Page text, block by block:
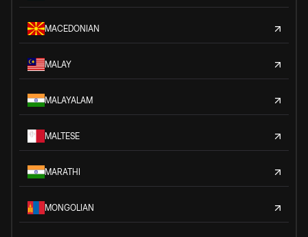
MACEDONIAN
MALAY
MALAYALAM
MALTESE
MARATHI
MONGOLIAN